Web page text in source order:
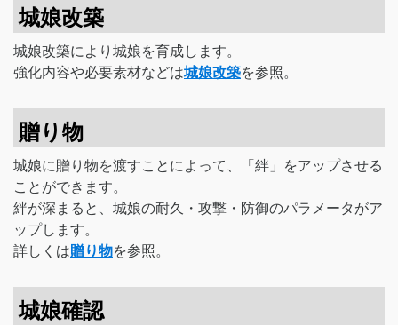
城娘改築
城娘改築により城娘を育成します。
強化内容や必要素材などは城娘改築を参照。
贈り物
城娘に贈り物を渡すことによって、「絆」をアップさせる
ことができます。
絆が深まると、城娘の耐久・攻撃・防御のパラメータがア
ップします。
詳しくは贈り物を参照。
城娘確認